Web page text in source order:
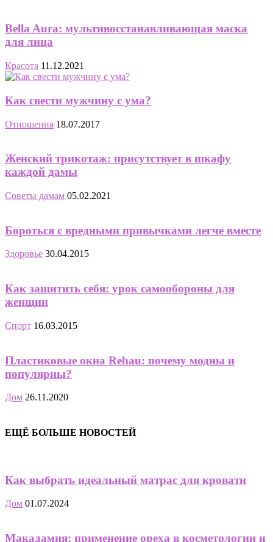
Bella Aura: мультивосстанавливающая маска
для лица
Красота 11.12.2021
Как свести мужчину с ума?
Отношения 18.07.2017
Женский трикотаж: присутствует в шкафу
каждой дамы
Советы дамам 05.02.2021
Бороться с вредными привычками легче вместе
Здоровье 30.04.2015
Как защитить себя: урок самообороны для
женщин
Спорт 16.03.2015
Пластиковые окна Rehau: почему модны и
популярны?
Дом 26.11.2020
ЕЩЁ БОЛЬШЕ НОВОСТЕЙ
Как выбрать идеальный матрас для кровати
Дом 01.07.2024
Макадамия: применение ореха в косметологии и